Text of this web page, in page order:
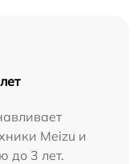
Meizu и
до 3 лет.